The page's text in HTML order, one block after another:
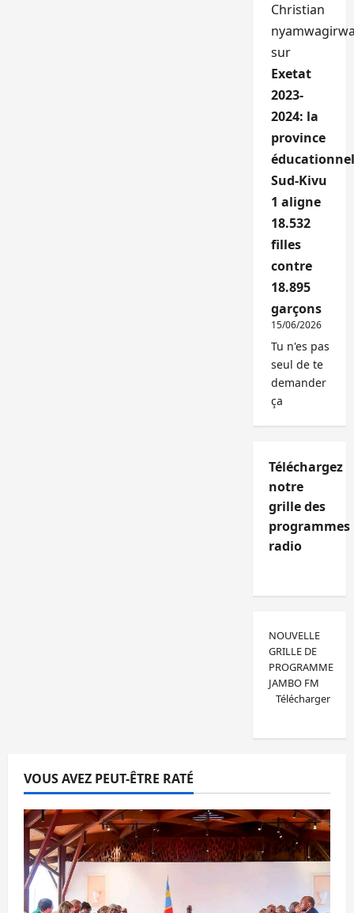
Christian
sur
Exetat
2023-
2024: la
province
Sud-Kivu
1 aligne
18.532
filles
contre
18.895
garçons
15/06/2026
Tu n'es pas
seul de te
demander
ça
Téléchargez
notre
grille des
programmes
radio
NOUVELLE
GRILLE DE
PROGRAMME
JAMBO FM
Télécharger
VOUS AVEZ PEUT-ÊTRE RATÉ